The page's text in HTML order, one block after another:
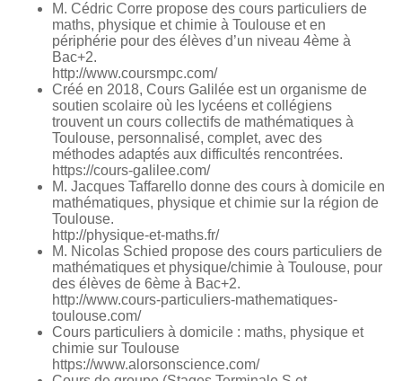
M. Cédric Corre propose des cours particuliers de
maths, physique et chimie à Toulouse et en
périphérie pour des élèves d’un niveau 4ème à
Bac+2.
http://www.coursmpc.com/
Créé en 2018, Cours Galilée est un organisme de
soutien scolaire où les lycéens et collégiens
trouvent un cours collectifs de mathématiques à
Toulouse, personnalisé, complet, avec des
méthodes adaptés aux difficultés rencontrées.
https://cours-galilee.com/
M. Jacques Taffarello donne des cours à domicile en
mathématiques, physique et chimie sur la région de
Toulouse.
http://physique-et-maths.fr/
M. Nicolas Schied propose des cours particuliers de
mathématiques et physique/chimie à Toulouse, pour
des élèves de 6ème à Bac+2.
http://www.cours-particuliers-mathematiques-
toulouse.com/
Cours particuliers à domicile : maths, physique et
chimie sur Toulouse
https://www.alorsonscience.com/